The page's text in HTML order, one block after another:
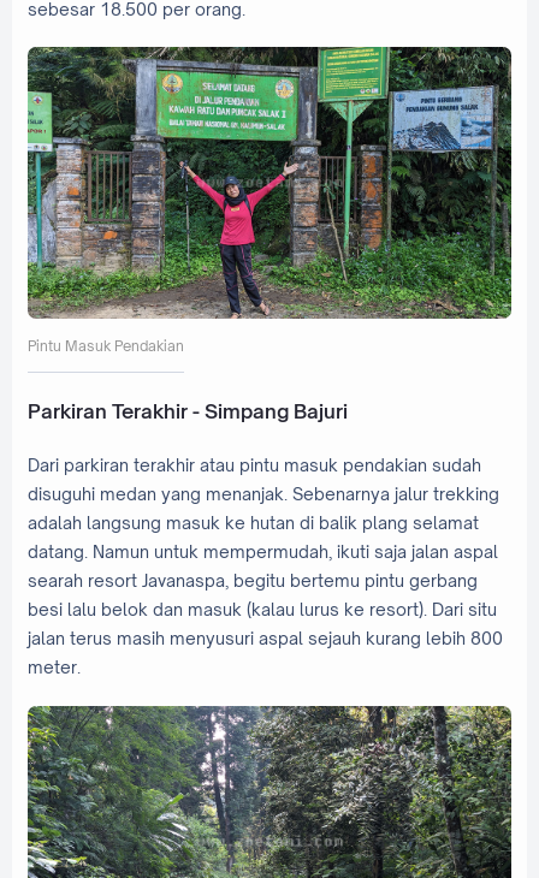
sebesar 18.500 per orang.
Pintu Masuk Pendakian
Parkiran Terakhir - Simpang Bajuri
Dari parkiran terakhir atau pintu masuk pendakian sudah
disuguhi medan yang menanjak. Sebenarnya jalur trekking
adalah langsung masuk ke hutan di balik plang selamat
datang. Namun untuk mempermudah, ikuti saja jalan aspal
searah resort Javanaspa, begitu bertemu pintu gerbang
besi lalu belok dan masuk (kalau lurus ke resort). Dari situ
jalan terus masih menyusuri aspal sejauh kurang lebih 800
meter.